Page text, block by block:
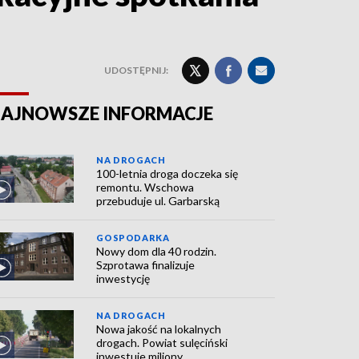
UDOSTĘPNIJ:
INFORMACJE
NA DROGACH
100-letnia droga doczeka się
remontu. Wschowa
przebuduje ul. Garbarską
GOSPODARKA
Nowy dom dla 40 rodzin.
Szprotawa finalizuje
inwestycję
NA DROGACH
Nowa jakość na lokalnych
drogach. Powiat sulęciński
inwestuje miliony